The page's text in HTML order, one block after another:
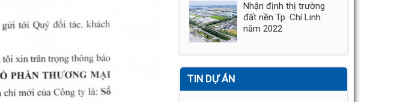
Nhận định thị trường
đất nền Tp. Chí Linh
năm 2022
TIN DỰ ÁN